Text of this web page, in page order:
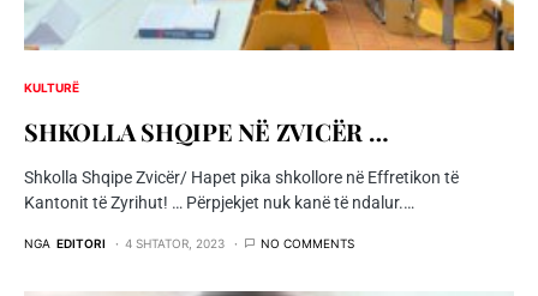
KULTURË
SHKOLLA SHQIPE NË ZVICËR …
Shkolla Shqipe Zvicër/ Hapet pika shkollore në Effretikon të
Kantonit të Zyrihut! … Përpjekjet nuk kanë të ndalur.…
NGA EDITORI 4 SHTATOR, 2023 NO COMMENTS